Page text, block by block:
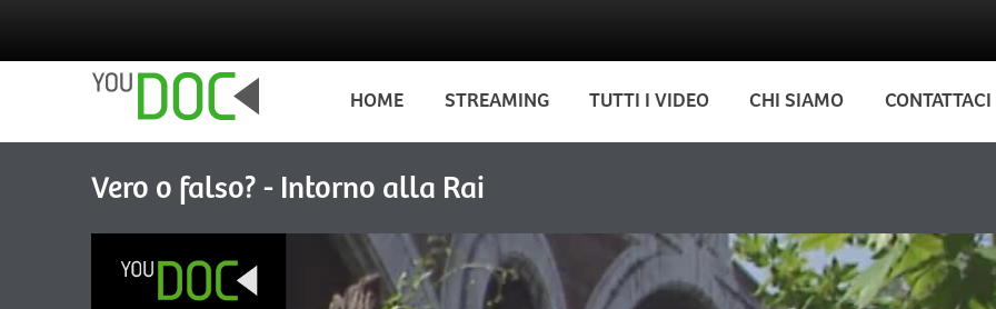
HOME STREAMING TUTTI I VIDEO CHI SIAMO CONTATTACI
Vero o falso? - Intorno alla Rai